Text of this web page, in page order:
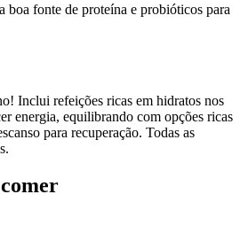
boa fonte de proteína e probióticos para
Inclui refeições ricas em hidratos nos
energia, equilibrando com opções ricas
para recuperação. Todas as